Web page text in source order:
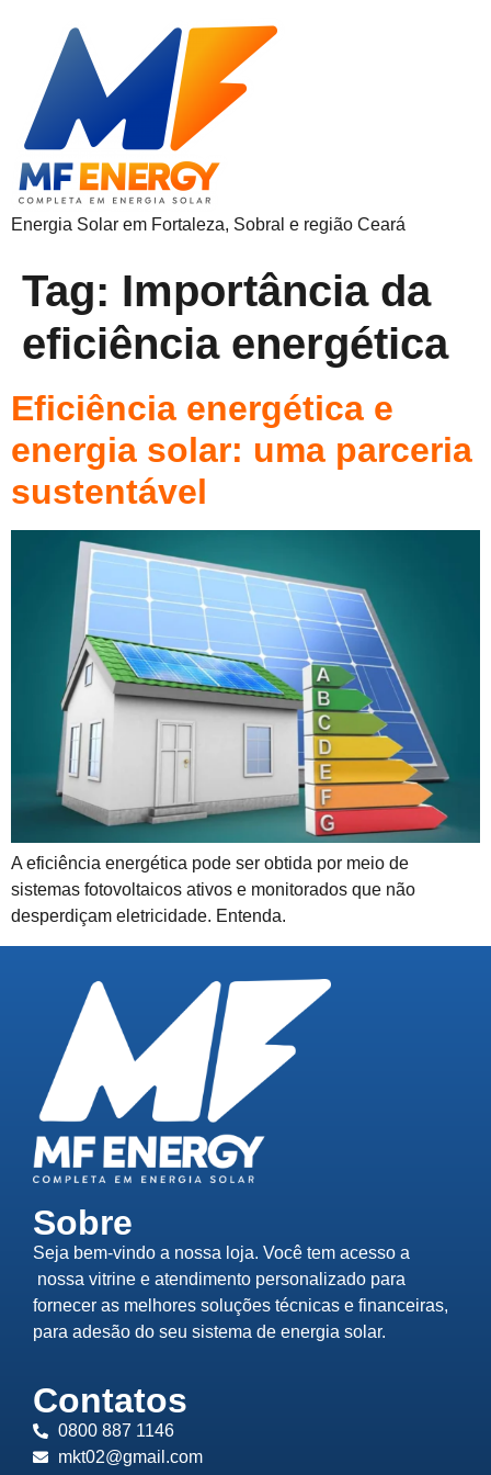
Energia Solar em Fortaleza, Sobral e região Ceará
Tag: Importância da
eficiência energética
Eficiência energética e
energia solar: uma parceria
sustentável
A eficiência energética pode ser obtida por meio de
sistemas fotovoltaicos ativos e monitorados que não
desperdiçam eletricidade. Entenda.
Sobre
Seja bem-vindo a nossa loja. Você tem acesso a
nossa vitrine e atendimento personalizado para
fornecer as melhores soluções técnicas e financeiras,
para adesão do seu sistema de energia solar.
Contatos
0800 887 1146
mkt02@gmail.com